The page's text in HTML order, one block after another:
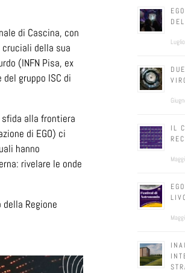
di Cascina, con
della sua
(INFN Pisa, ex
gruppo ISC di
sfida alla frontiera
di EGO) ci
hanno
rivelare le onde
Regione
IL